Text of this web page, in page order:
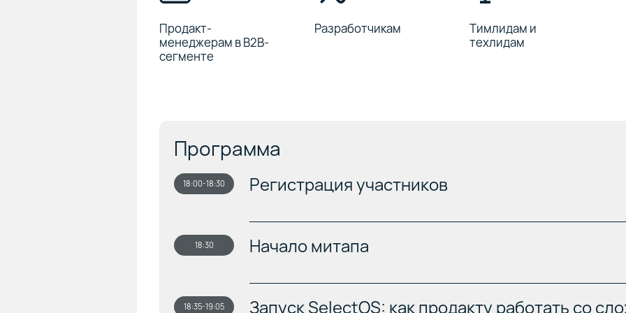
Продакт-
менеджерам в B2B-
сегменте
Разработчикам
Тимлидам и
техлидам
Программа
18:00-18:30 Регистрация участников
18:30 Начало митапа
18:35-19:05
Запуск SelectOS: как продакту работать со